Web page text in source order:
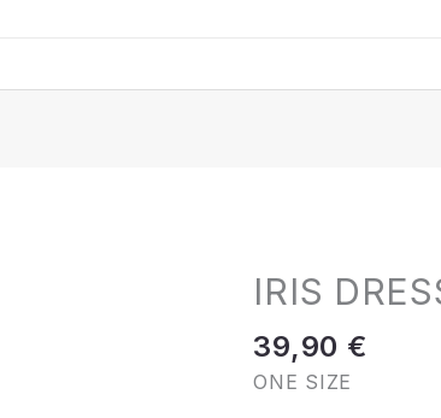
IRIS
39,90 €
ONE SIZE
IRIS
ποσότητα